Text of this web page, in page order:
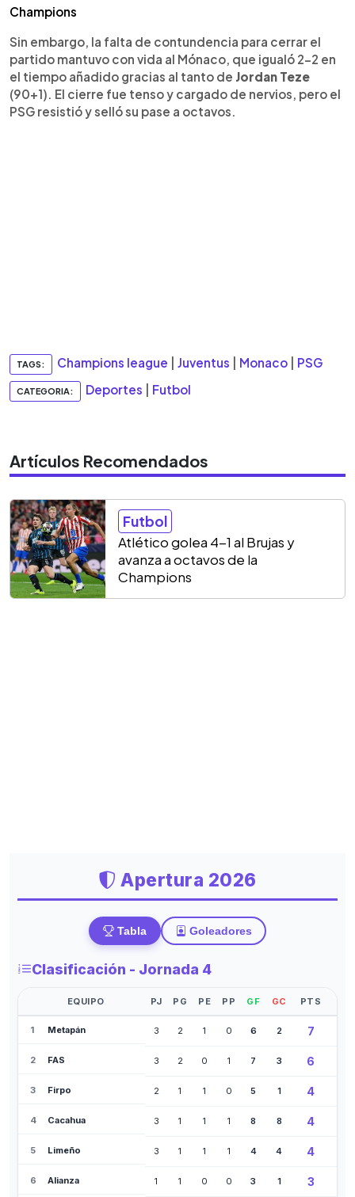
Champions
Sin embargo, la falta de contundencia para cerrar el
partido mantuvo con vida al Mónaco, que igualó 2-2 en
el tiempo añadido gracias al tanto de Jordan Teze
(90+1). El cierre fue tenso y cargado de nervios, pero el
PSG resistió y selló su pase a octavos.
TAGS: Champions league Juventus Monaco PSG
CATEGORIA: Deportes Futbol
Artículos Recomendados
Futbol
Atlético golea 4-1 al Brujas y
avanza a octavos de la
Champions